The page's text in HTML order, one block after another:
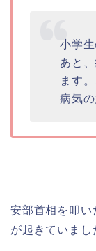
小学
あと
ます
病気
安部首相を叩い
が起きていまし